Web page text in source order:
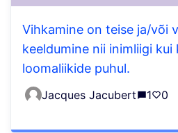
Vihkamine on teise ja/või
keeldumine nii inimliigi kui
loomaliikide puhul.
Jacques Jacubert 1 0